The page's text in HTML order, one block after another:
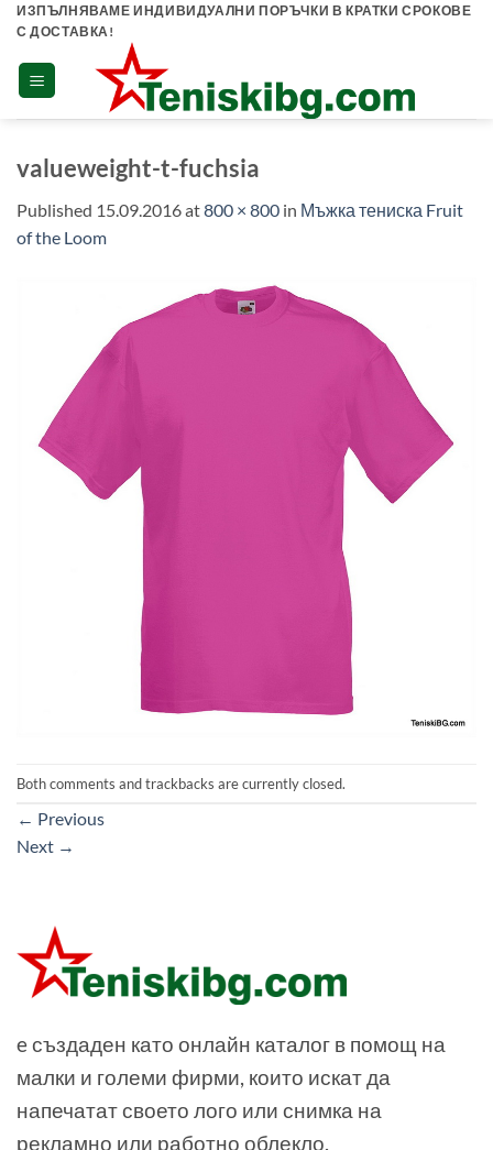
Skip
content
ИЗПЪЛНЯВАМЕ ИНДИВИДУАЛНИ ПОРЪЧКИ В КРАТКИ СРОКОВЕ
С ДОСТАВКА!
valueweight-t-fuchsia
Published 15.09.2016at800 × 800 in Мъжка тениска Fruit
of the Loom
Both comments and trackbacks are currently closed.
← Previous
Next →
e създаден като онлайн каталог в помощ на
малки и големи фирми, които искат да
напечатат своето лого или снимка на
рекламно или работно облекло.